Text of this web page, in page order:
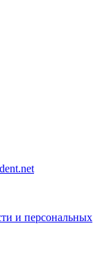
и персональных